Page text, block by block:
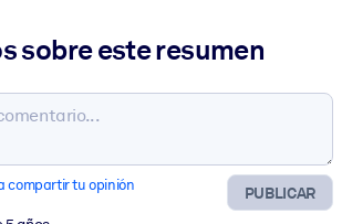
sobre este resumen
PUBLICAR
compartir tu opinión